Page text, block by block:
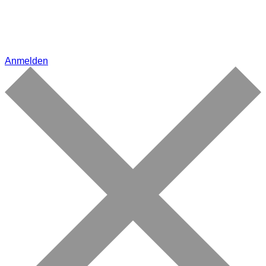
Anmelden